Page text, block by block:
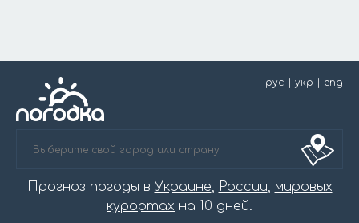
рус укр eng
Прогноз погоды в Украине, России, мировых
курортах на 10 дней.